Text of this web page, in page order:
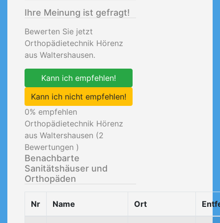
Ihre Meinung ist gefragt!
Bewerten Sie jetzt
Orthopädietechnik Hörenz
aus Waltershausen.
Kann ich empfehlen!
Kann ich nicht empfehlen!
0% empfehlen
Orthopädietechnik Hörenz
aus Waltershausen (2
Bewertungen )
Benachbarte
Sanitätshäuser und
Orthopäden
Nr Name Ort